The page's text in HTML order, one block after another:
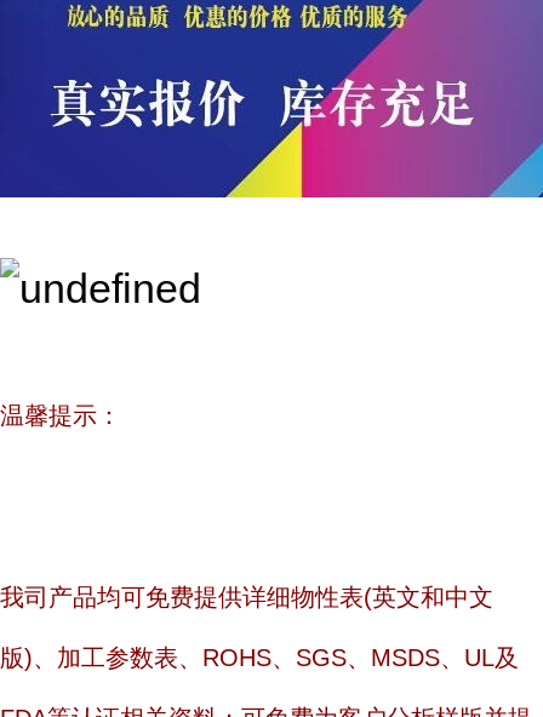
温馨提示：
我司产品均可免费提供详细物性表(英文和中文
版)、加工参数表、ROHS、SGS、MSDS、UL及